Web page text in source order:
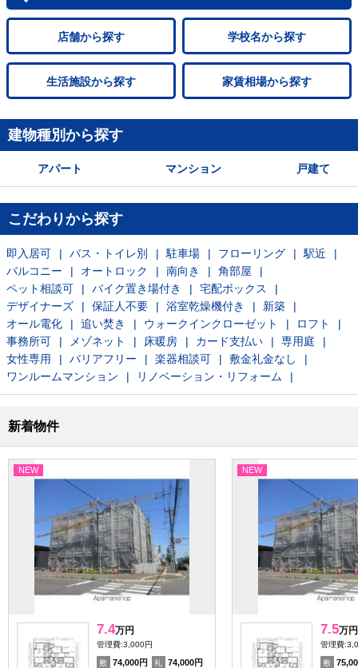
店舗から探す 学校名から探す
生活施設から探す 家賃相場から探す
建物種別から探す
アパート マンション 戸建て
こだわりから探す
即入居可 バス・トイレ別 駐車場 フローリング
駅近
バルコニー
オートロック 南向き
角部屋
ペット相談可
バイク置き場付き
宅配ボックス
デザイナーズ
保証人不要 浴室乾燥機付き
新築
オール電化
追い焚き ウォークインクローゼット
ロフト
事務所可
メゾネット 床暖房 カード支払い
専用庭
女性専用
バリアフリー 楽器相談可
敷金礼金なし
ワンルームマンション
リノベーション・リフォーム
新着物件
NEW
7.4万円
管理費:3,000円
敷 74,000円 礼
74,000円
NEW
7.5万円
管理費
敷